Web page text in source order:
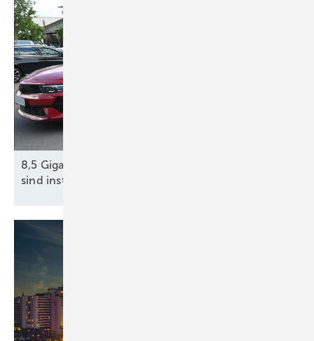
8,5 Gigawatt öffentlich zugängliche Ladeleistung
sind installiert